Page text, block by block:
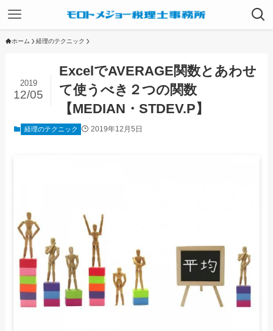
ホーム 経理のテクニック
ExcelでAVERAGE関数とあわせ
て使うべき２つの関数
【MEDIAN・STDEV.P】
2019
12/05
経理のテクニック 2019年12月5日